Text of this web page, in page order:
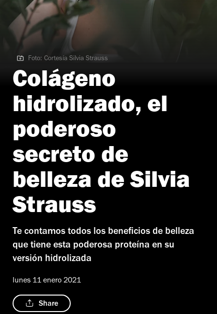
Foto: Cortesía Silvia Strauss
Foto: Cortesía Silvia Strauss
Colágeno
hidrolizado, el
poderoso
secreto de
belleza de Silvia
Strauss
Te contamos todos los beneficios de belleza
que tiene esta poderosa proteína en su
versión hidrolizada
lunes 11 enero 2021
Share